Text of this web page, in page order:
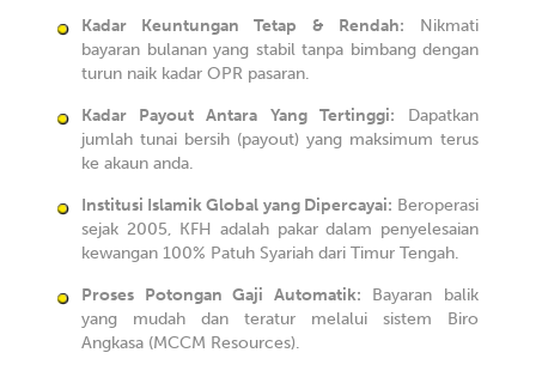
Kadar Keuntungan Tetap & Rendah: Nikmati
bayaran bulanan yang stabil tanpa bimbang dengan
turun naik kadar OPR pasaran.
Kadar Payout Antara Yang Tertinggi: Dapatkan
jumlah tunai bersih (payout) yang maksimum terus
ke akaun anda.
Institusi Islamik Global yang Dipercayai: Beroperasi
sejak 2005, KFH adalah pakar dalam penyelesaian
kewangan 100% Patuh Syariah dari Timur Tengah.
Proses Potongan Gaji Automatik: Bayaran balik
yang mudah dan teratur melalui sistem Biro
Angkasa (MCCM Resources).